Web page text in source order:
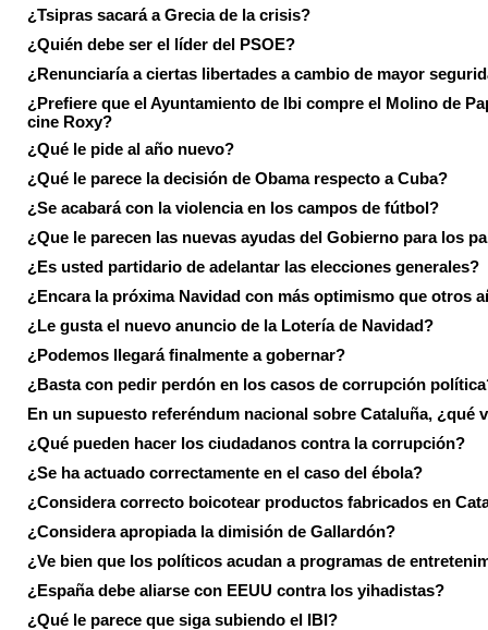
¿Tsipras sacará a Grecia de la crisis?
¿Quién debe ser el líder del PSOE?
¿Renunciaría a ciertas libertades a cambio de mayor
¿Prefiere que el Ayuntamiento de Ibi compre el Molino de
cine Roxy?
¿Qué le pide al año nuevo?
¿Qué le parece la decisión de Obama respecto a Cuba?
¿Se acabará con la violencia en los campos de fútbol?
¿Que le parecen las nuevas ayudas del Gobierno para los
¿Es usted partidario de adelantar las elecciones generales?
¿Encara la próxima Navidad con más optimismo que otros
¿Le gusta el nuevo anuncio de la Lotería de Navidad?
¿Podemos llegará finalmente a gobernar?
¿Basta con pedir perdón en los casos de corrupción
En un supuesto referéndum nacional sobre Cataluña, ¿qué
¿Qué pueden hacer los ciudadanos contra la corrupción?
¿Se ha actuado correctamente en el caso del ébola?
¿Considera correcto boicotear productos fabricados en
¿Considera apropiada la dimisión de Gallardón?
¿Ve bien que los políticos acudan a programas de
¿España debe aliarse con EEUU contra los yihadistas?
¿Qué le parece que siga subiendo el IBI?